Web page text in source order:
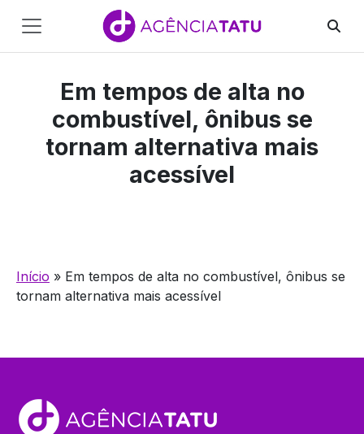
Pular para o conteúdo
Main
Navigation
Em tempos de alta no
combustível, ônibus se
tornam alternativa mais
acessível
Início » Em tempos de alta no combustível, ônibus se
tornam alternativa mais acessível